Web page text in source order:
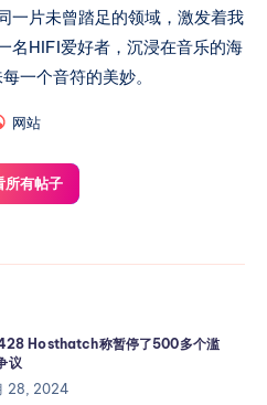
一片未曾踏足的领域，激发着我
名HIFI爱好者，沉浸在音乐的海
一个音符的美妙。
网站
所有帖子
Hosthatch称暂停了500多个滥
议
28, 2024